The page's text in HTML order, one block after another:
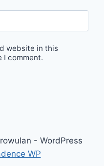
website in this
I comment.
- WordPress
WP